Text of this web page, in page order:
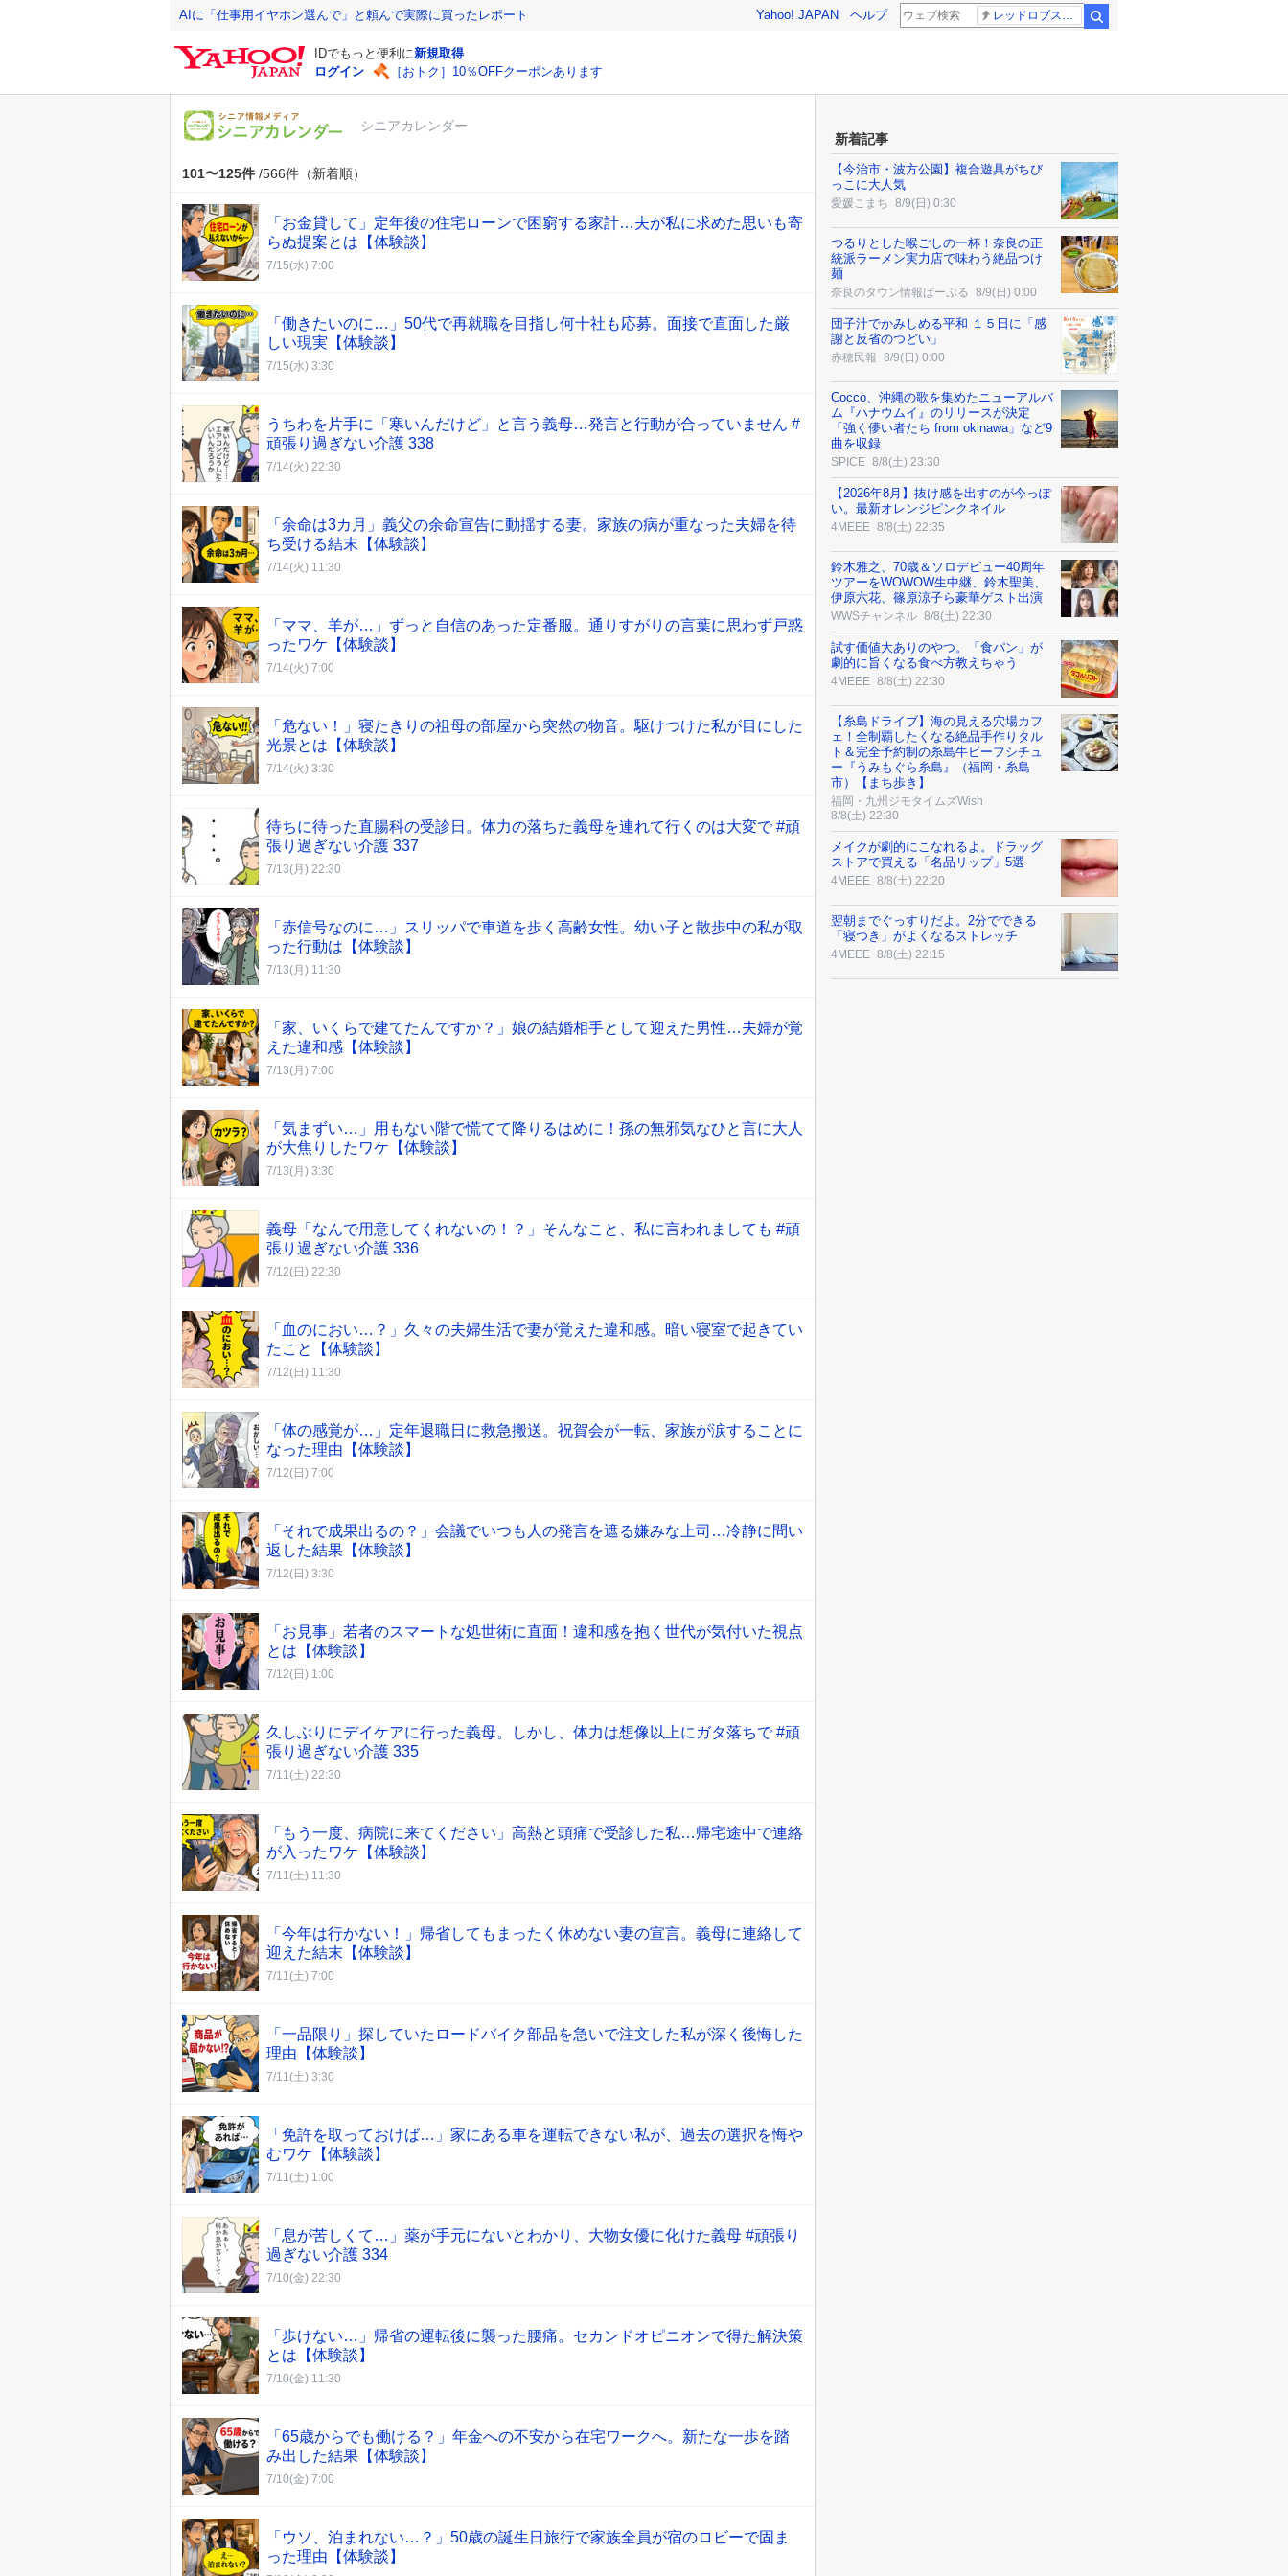
AIに「仕事用イヤホン選んで」と頼んで実際に買ったレポート Yahoo! JAPAN ヘルプ レッドロブスター
IDでもっと便利に新規取得
ログイン
［おトク］10％OFFクーポンあります
シニアカレンダー
101〜125件 /566件（新着順）
「お金貸して」定年後の住宅ローンで困窮する家計…夫が私に求めた思いも寄
らぬ提案とは【体験談】
7/15(水) 7:00
「働きたいのに…」50代で再就職を目指し何十社も応募。面接で直面した厳
しい現実【体験談】
7/15(水) 3:30
うちわを片手に「寒いんだけど」と言う義母…発言と行動が合っていません #
頑張り過ぎない介護 338
7/14(火) 22:30
「余命は3カ月」義父の余命宣告に動揺する妻。家族の病が重なった夫婦を待
ち受ける結末【体験談】
7/14(火) 11:30
「ママ、羊が…」ずっと自信のあった定番服。通りすがりの言葉に思わず戸惑
ったワケ【体験談】
7/14(火) 7:00
「危ない！」寝たきりの祖母の部屋から突然の物音。駆けつけた私が目にした
光景とは【体験談】
7/14(火) 3:30
待ちに待った直腸科の受診日。体力の落ちた義母を連れて行くのは大変で #頑
張り過ぎない介護 337
7/13(月) 22:30
「赤信号なのに…」スリッパで車道を歩く高齢女性。幼い子と散歩中の私が取
った行動は【体験談】
7/13(月) 11:30
「家、いくらで建てたんですか？」娘の結婚相手として迎えた男性…夫婦が覚
えた違和感【体験談】
7/13(月) 7:00
「気まずい…」用もない階で慌てて降りるはめに！孫の無邪気なひと言に大人
が大焦りしたワケ【体験談】
7/13(月) 3:30
義母「なんで用意してくれないの！？」そんなこと、私に言われましても #頑
張り過ぎない介護 336
7/12(日) 22:30
「血のにおい…？」久々の夫婦生活で妻が覚えた違和感。暗い寝室で起きてい
たこと【体験談】
7/12(日) 11:30
「体の感覚が…」定年退職日に救急搬送。祝賀会が一転、家族が涙することに
なった理由【体験談】
7/12(日) 7:00
「それで成果出るの？」会議でいつも人の発言を遮る嫌みな上司…冷静に問い
返した結果【体験談】
7/12(日) 3:30
「お見事」若者のスマートな処世術に直面！違和感を抱く世代が気付いた視点
とは【体験談】
7/12(日) 1:00
久しぶりにデイケアに行った義母。しかし、体力は想像以上にガタ落ちで #頑
張り過ぎない介護 335
7/11(土) 22:30
「もう一度、病院に来てください」高熱と頭痛で受診した私…帰宅途中で連絡
が入ったワケ【体験談】
7/11(土) 11:30
「今年は行かない！」帰省してもまったく休めない妻の宣言。義母に連絡して
迎えた結末【体験談】
7/11(土) 7:00
「一品限り」探していたロードバイク部品を急いで注文した私が深く後悔した
理由【体験談】
7/11(土) 3:30
「免許を取っておけば…」家にある車を運転できない私が、過去の選択を悔や
むワケ【体験談】
7/11(土) 1:00
「息が苦しくて…」薬が手元にないとわかり、大物女優に化けた義母 #頑張り
過ぎない介護 334
7/10(金) 22:30
「歩けない…」帰省の運転後に襲った腰痛。セカンドオピニオンで得た解決策
とは【体験談】
7/10(金) 11:30
「65歳からでも働ける？」年金への不安から在宅ワークへ。新たな一歩を踏
み出した結果【体験談】
7/10(金) 7:00
「ウソ、泊まれない…？」50歳の誕生日旅行で家族全員が宿のロビーで固ま
った理由【体験談】
新着記事
【今治市・波方公園】複合遊具がちび
っこに大人気
愛媛こまち 8/9(日) 0:30
つるりとした喉ごしの一杯！奈良の正
統派ラーメン実力店で味わう絶品つけ
麺
奈良のタウン情報ぱーぷる 8/9(日) 0:00
団子汁でかみしめる平和 １５日に「感
謝と反省のつどい」
赤穂民報 8/9(日) 0:00
Cocco、沖縄の歌を集めたニューアルバ
ム『ハナウムイ』のリリースが決定
「強く儚い者たち from okinawa」など9
曲を収録
SPICE 8/8(土) 23:30
【2026年8月】抜け感を出すのが今っぽ
い。最新オレンジピンクネイル
4MEEE 8/8(土) 22:35
鈴木雅之、70歳＆ソロデビュー40周年
ツアーをWOWOW生中継、鈴木聖美、
伊原六花、篠原涼子ら豪華ゲスト出演
WWSチャンネル 8/8(土) 22:30
試す価値大ありのやつ。「食パン」が
劇的に旨くなる食べ方教えちゃう
4MEEE 8/8(土) 22:30
【糸島ドライブ】海の見える穴場カフ
ェ！全制覇したくなる絶品手作りタル
ト＆完全予約制の糸島牛ビーフシチュ
ー『うみもぐら糸島』（福岡・糸島
市）【まち歩き】
福岡・九州ジモタイムズWish
8/8(土) 22:30
メイクが劇的にこなれるよ。ドラッグ
ストアで買える「名品リップ」5選
4MEEE 8/8(土) 22:20
翌朝までぐっすりだよ。2分でできる
「寝つき」がよくなるストレッチ
4MEEE 8/8(土) 22:15